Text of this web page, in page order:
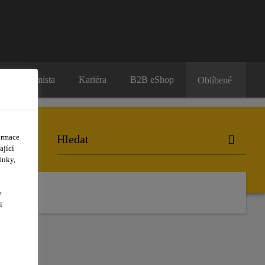
Prodejní místa Kariéra B2B eShop Oblíbené